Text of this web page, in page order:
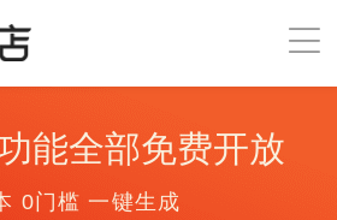
能全部免费开放
0门槛 一键生成